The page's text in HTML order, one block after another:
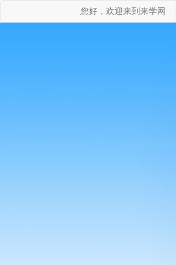
您好，欢迎来到来学网